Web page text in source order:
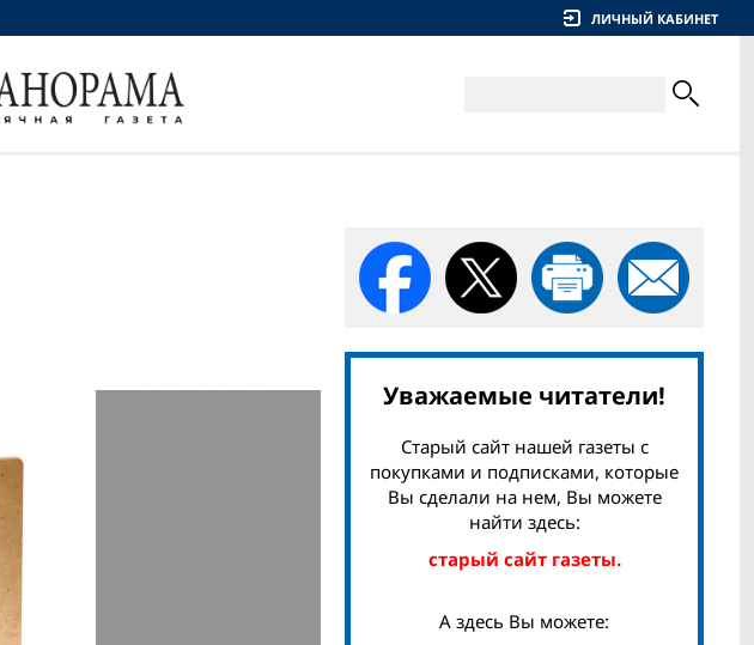
Уважаемые читатели!
Старый сайт нашей газеты с
покупками и подписками, которые
Вы сделали на нем, Вы можете
найти здесь:
старый сайт газеты.
А здесь Вы можете:
ЛИЧНЫЙ КАБИНЕТ